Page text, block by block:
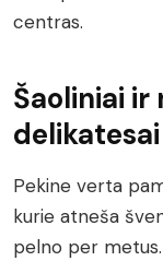
centras.
Šaoliniai
delikatesai
Pekine verta
kurie atneša
pelno per